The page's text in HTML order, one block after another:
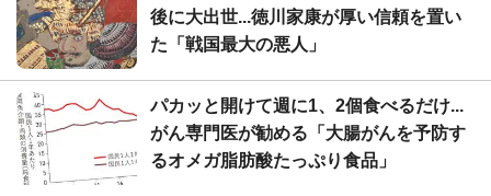
後に大出世...徳川家康が厚い信頼を置い
た「戦国最大の悪人」
パカッと開けて週に1、2個食べるだけ...
がん専門医が勧める「大腸がんを予防す
るオメガ脂肪酸たっぷり食品」